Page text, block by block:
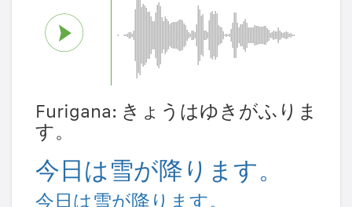
Furigana: きょうはゆきがふりま
す。
今日は雪が降ります。
今日は雪が降ります。